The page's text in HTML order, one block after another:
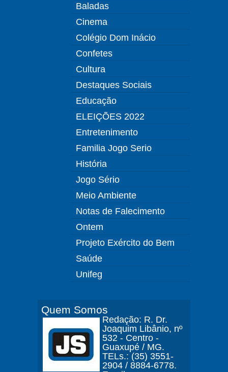
Baladas
Cinema
Colégio Dom Inácio
Confetes
Cultura
Destaques Sociais
Educação
ELEIÇÕES 2022
Entretenimento
Familia Jogo Serio
História
Jogo Sério
Meio Ambiente
Notas de Falecimento
Ontem
Projeto Exército do Bem
Saúde
Unifeg
Quem Somos
Redação: R. Dr.
Joaquim Libânio, nº
532 - Centro -
Guaxupé / MG.
TELs.: (35) 3551-
2904 / 8884-6778.